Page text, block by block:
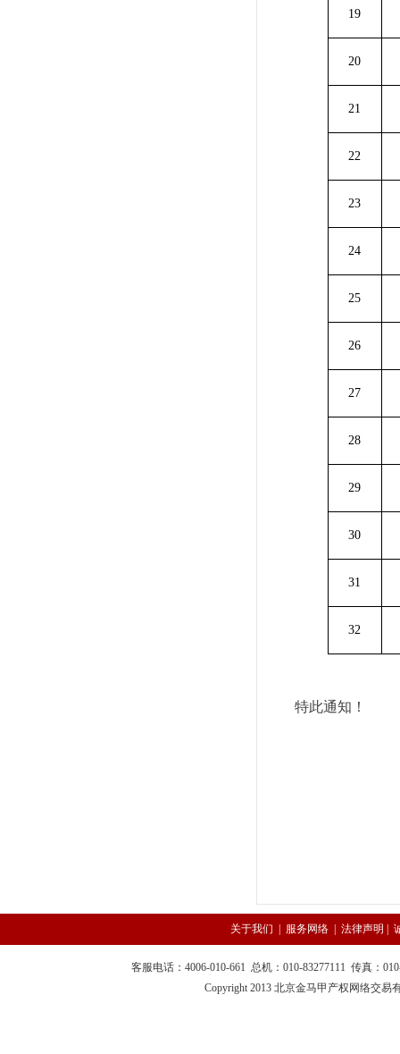
19
20
21
22
23
24
25
26
27
28
29
30
31
32
特此通知！
关于我们 服务网络 |法律声明 |
客服电话：4006-010-661 总机：010-83277111 传真：
Copyright 2013 北京金马甲产权网络交